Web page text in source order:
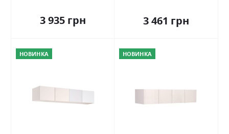
3 935 грн 3 461 грн
НОВИНКА НОВИНКА